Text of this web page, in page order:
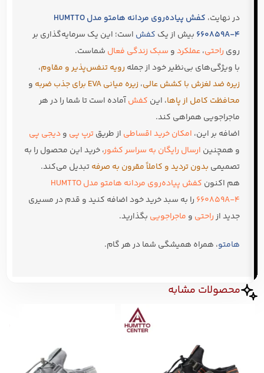
در نهایت،
کفش پیاده‌روی مردانه هامتو مدل HUMTTO
660859A-4 بیش از یک کفش است؛ این یک سرمایه‌گذاری بر
روی راحتی،عملکردو سبک زندگی فعال شماست.
با ویژگی‌های بی‌نظیر خود از جمله رویه تنفس‌پذیر و مقاوم،
زیره ضد لغزش با کشش عالی، زیره میانی EVA برای جذب ضربه
و
محافظت کامل از پاها، این کفشآماده است تا شما را در هر
ماجراجویی همراهی کند.
اضافه بر این، امکان خرید اقساطی از طریقترپ پی ودیجی پی
و همچنین ارسال رایگان به سراسر کشور، خرید این محصول را به
تصمیمی بدون تردید و کاملاً مقرون به صرفهتبدیل می‌کند.
هم اکنون
کفش پیاده‌روی مردانه هامتو مدل HUMTTO
660859A-4 را به سبد خرید خود اضافه کنید و قدم در مسیری
جدید ازراحتی و ماجراجویی بگذارید.
هامتو، همراه همیشگی شما در هر گام.
محصولات مشابه